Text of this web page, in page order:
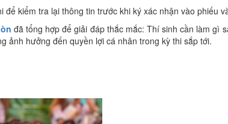
kiểm tra lại thông tin trước khi ký xác nhận vào phiếu
đã tổng hợp để giải đáp thắc mắc: Thí sinh cần làm gì
ảnh hưởng đến quyền lợi cá nhân trong kỳ thi sắp tới.